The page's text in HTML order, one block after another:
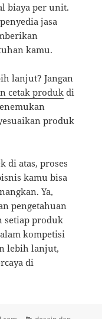
biaya per unit.
jasa
kamu.
lanjut? Jangan
cetak produk di
produk
di atas, proses
kamu bisa
Ya,
pengetahuan
setiap produk
kompetisi
lebih lanjut,
di